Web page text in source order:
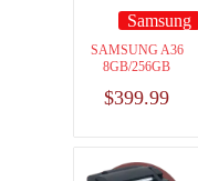
Samsung
SAMSUNG A36
8GB/256GB
$399.99